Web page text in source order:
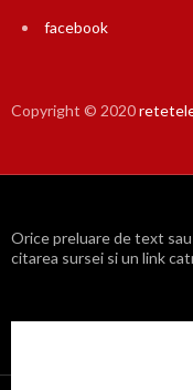
facebook
Copyright © 2020
Orice preluare de text
citarea sursei si un link